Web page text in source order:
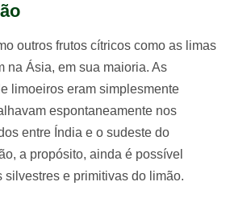
outros frutos cítricos como as limas
na Ásia, em sua maioria. As
limoeiros eram simplesmente
espontaneamente nos
entre Índia e o sudeste do
a propósito, ainda é possível
silvestres e primitivas do limão.